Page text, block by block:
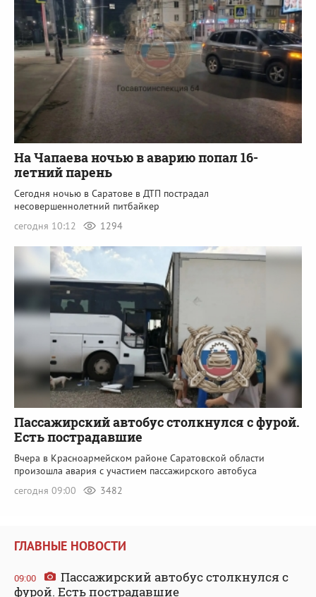
На Чапаева ночью в аварию попал 16-
летний парень
Сегодня ночью в Саратове в ДТП пострадал
несовершеннолетний питбайкер
сегодня 10:12
1294
Пассажирский автобус столкнулся с фурой.
Есть пострадавшие
Вчера в Красноармейском районе Саратовской области
произошла авария с участием пассажирского автобуса
сегодня 09:00
3482
ГЛАВНЫЕ НОВОСТИ
09:00
Пассажирский автобус столкнулся с
фурой. Есть пострадавшие